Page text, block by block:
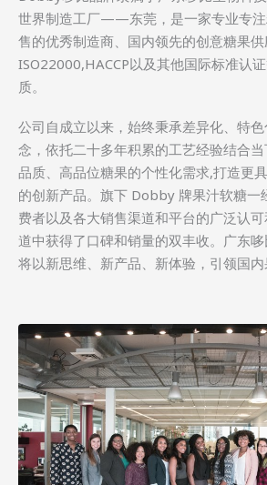
世界制造工厂——东莞，是一家专业专注
售的优秀制造商、国内领先的创意糖果
ISO22000,HACCP以及其他国际标准认
质。
公司自成立以来，始终秉承差异化、特
念，依托二十多年积累的工艺经验结合
品质、高品位糖果的个性化需求,打造更
的创新产品。旗下 Dobby 牌果汁软糖一
费者以及各大销售渠道和平台的广泛认
道中获得了口碑和销量的双丰收。广东
将以新思维、新产品、新体验，引领国内